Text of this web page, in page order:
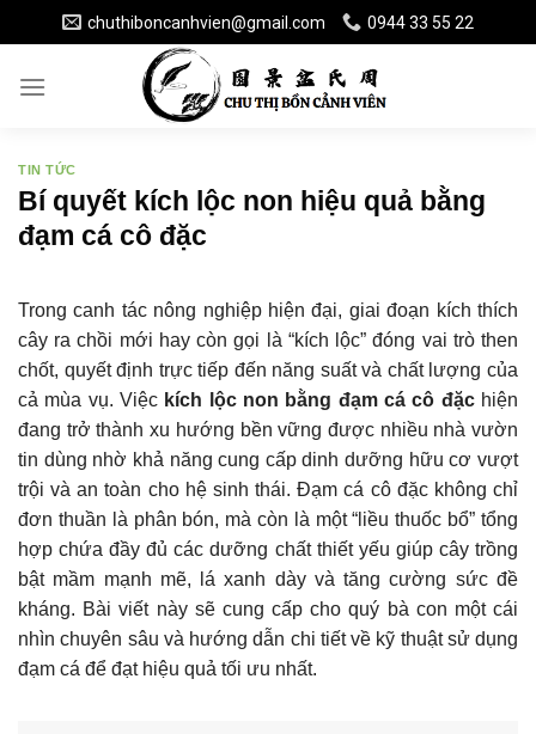
to
content
chuthiboncanhvien@gmail.com 0944 33 55 22
TIN TỨC
Bí quyết kích lộc non hiệu quả bằng
đạm cá cô đặc
Trong canh tác nông nghiệp hiện đại, giai đoạn kích thích
cây ra chồi mới hay còn gọi là “kích lộc” đóng vai trò then
chốt, quyết định trực tiếp đến năng suất và chất lượng của
cả mùa vụ. Việc kích lộc non bằng đạm cá cô đặchiện
đang trở thành xu hướng bền vững được nhiều nhà vườn
tin dùng nhờ khả năng cung cấp dinh dưỡng hữu cơ vượt
trội và an toàn cho hệ sinh thái. Đạm cá cô đặc không chỉ
đơn thuần là phân bón, mà còn là một “liều thuốc bổ” tổng
hợp chứa đầy đủ các dưỡng chất thiết yếu giúp cây trồng
bật mầm mạnh mẽ, lá xanh dày và tăng cường sức đề
kháng. Bài viết này sẽ cung cấp cho quý bà con một cái
nhìn chuyên sâu và hướng dẫn chi tiết về kỹ thuật sử dụng
đạm cá để đạt hiệu quả tối ưu nhất.